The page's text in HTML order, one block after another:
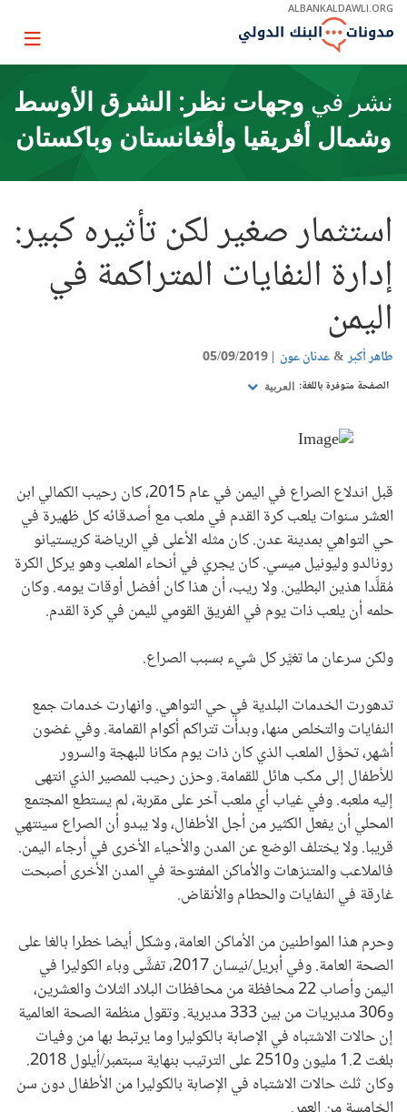
Skip
Main
ALBANKALDAWLI.ORG
Page
نشر في وجهات نظر: الشرق الأوسط
وشمال أفريقيا وأفغانستان وباكستان
استثمار صغير لكن تأثيره كبير:
إدارة النفايات المتراكمة في
اليمن
طاهر أكبر عدنان عون 05/09/2019
الصفحة متوفرة باللغة: العربية
قبل اندلاع الصراع في اليمن في عام 2015، كان رحيب الكمالي ابن
العشر سنوات يلعب كرة القدم في ملعب مع أصدقائه كل ظهيرة في
حي التواهي بمدينة عدن. كان مثله الأعلى في الرياضة كريستيانو
رونالدو وليونيل ميسي. كان يجري في أنحاء الملعب وهو يركل الكرة
مُقلِّدا هذين البطلين. ولا ريب، أن هذا كان أفضل أوقات يومه. وكان
حلمه أن يلعب ذات يوم في الفريق القومي لليمن في كرة القدم.
ولكن سرعان ما تغيَّر كل شيء بسبب الصراع.
تدهورت الخدمات البلدية في حي التواهي. وانهارت خدمات جمع
النفايات والتخلص منها، وبدأت تتراكم أكوام القمامة. وفي غضون
أشهر، تحوَّل الملعب الذي كان ذات يوم مكانا للبهجة والسرور
للأطفال إلى مكب هائل للقمامة. وحزن رحيب للمصير الذي انتهى
إليه ملعبه. وفي غياب أي ملعب آخر على مقربة، لم يستطع المجتمع
المحلي أن يفعل الكثير من أجل الأطفال، ولا يبدو أن الصراع سينتهي
قريبا. ولا يختلف الوضع عن المدن والأحياء الأخرى في أرجاء اليمن.
فالملاعب والمتنزهات والأماكن المفتوحة في المدن الأخرى أصبحت
غارقة في النفايات والحطام والأنقاض.
وحرم هذا المواطنين من الأماكن العامة، وشكل أيضا خطرا بالغا على
الصحة العامة. وفي أبريل/نيسان 2017، تفشَّى وباء الكوليرا في
اليمن وأصاب 22 محافظة من محافظات البلاد الثلاث والعشرين،
و306 مديريات من بين 333 مديرية. وتقول منظمة الصحة العالمية
إن حالات الاشتباه في الإصابة بالكوليرا وما يرتبط بها من وفيات
بلغت 1.2 مليون و2510 على الترتيب بنهاية سبتمبر/أيلول 2018.
وكان ثلث حالات الاشتباه في الإصابة بالكوليرا من الأطفال دون سن